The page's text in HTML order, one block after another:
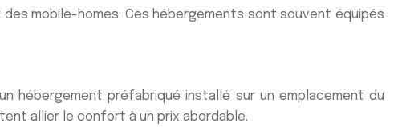
mobile-homes. Ces hébergements sont souvent équipés
hébergement préfabriqué installé sur un emplacement du
allier le confort à un prix abordable.